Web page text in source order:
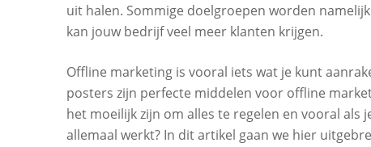
uit halen. Sommige doelgroepen worden
kan jouw bedrijf veel meer klanten krijgen.
Offline marketing is vooral iets wat je kunt
posters zijn perfecte middelen voor offline
het moeilijk zijn om alles te regelen en vooral
allemaal werkt? In dit artikel gaan we hier